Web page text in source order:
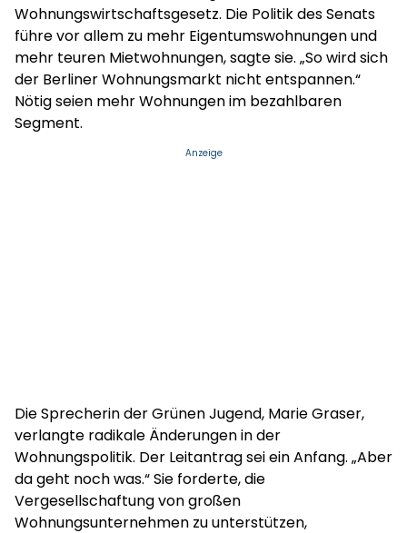
Wohnungswirtschaftsgesetz. Die Politik des Senats
führe vor allem zu mehr Eigentumswohnungen und
mehr teuren Mietwohnungen, sagte sie. „So wird sich
der Berliner Wohnungsmarkt nicht entspannen.“
Nötig seien mehr Wohnungen im bezahlbaren
Segment.
Anzeige
Die Sprecherin der Grünen Jugend, Marie Graser,
verlangte radikale Änderungen in der
Wohnungspolitik. Der Leitantrag sei ein Anfang. „Aber
da geht noch was.“ Sie forderte, die
Vergesellschaftung von großen
Wohnungsunternehmen zu unterstützen,